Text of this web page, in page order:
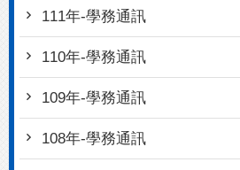
111年-學務通訊
110年-學務通訊
109年-學務通訊
108年-學務通訊